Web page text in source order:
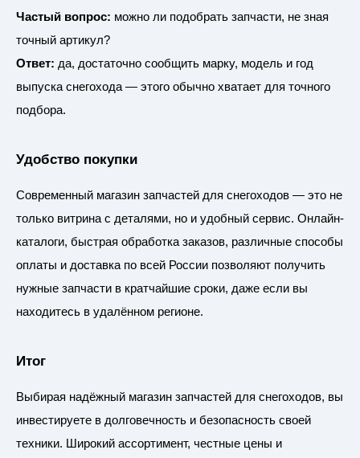
Частый вопрос: можно ли подобрать запчасти, не зная
точный артикул?
Ответ: да, достаточно сообщить марку, модель и год
выпуска снегохода — этого обычно хватает для точного
подбора.
Удобство покупки
Современный магазин запчастей для снегоходов — это не
только витрина с деталями, но и удобный сервис. Онлайн-
каталоги, быстрая обработка заказов, различные способы
оплаты и доставка по всей России позволяют получить
нужные запчасти в кратчайшие сроки, даже если вы
находитесь в удалённом регионе.
Итог
Выбирая надёжный магазин запчастей для снегоходов, вы
инвестируете в долговечность и безопасность своей
техники. Широкий ассортимент, честные цены и